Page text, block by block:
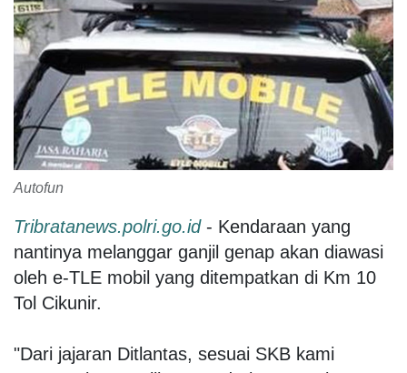
Autofun
Tribratanews.polri.go.id- Kendaraan yang
nantinya melanggar ganjil genap akan diawasi
oleh e-TLE mobil yang ditempatkan di Km 10
Tol Cikunir.
"Dari jajaran Ditlantas, sesuai SKB kami